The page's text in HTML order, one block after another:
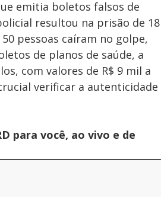
emitia boletos falsos de
resultou na prisão de 18
pessoas caíram no golpe,
de planos de saúde, a
com valores de R$ 9 mil a
verificar a autenticidade
para você, ao vivo e de